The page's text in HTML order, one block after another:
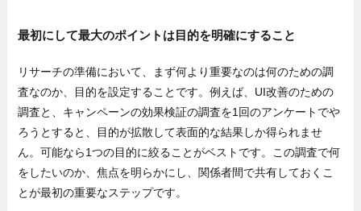
最初にして最大のポイントは目的を明確にすること
リサーチの準備において、まず何より重要なのは何のための調
査なのか、目的を設定することです。例えば、UI改善のための
調査と、キャンペーンの効果検証の調査を1回のアンケートでや
ろうとすると、目的が拡散して表面的な結果しか得られませ
ん。可能なら1つの目的に絞ることがベストです。この調査で何
をしたいのか、焦点を明らかにし、関係者間で共有しておくこ
とが最初の重要なステップです。